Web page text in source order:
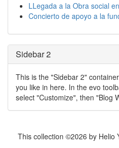
LLegada a la Obra social
Concierto de apoyo a la
Sidebar 2
This is the "Sidebar 2"
you like in here. In the evo
select "Customize", then "Blog
This collection ©2026 by Helio